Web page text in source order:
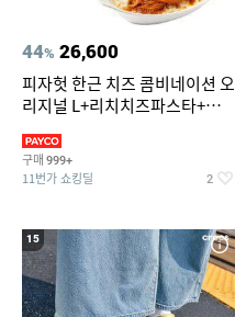
44% 26,600
피자헛 한근 치즈 콤비네이션 오
리지널 L+리치치즈파스타+콜
구매 999+
11번가 쇼킹딜 2
15